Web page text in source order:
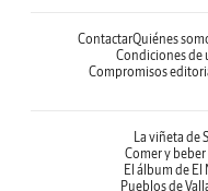
ContactarQuiénes
Condiciones de
Compromisos
La viñeta de
Comer y
El álbum de El
Pueblos de